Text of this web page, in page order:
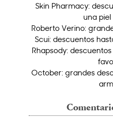
Skin Pharmacy:
una
Roberto Verino:
Scui: descuentos
Rhapsody:
October: grandes